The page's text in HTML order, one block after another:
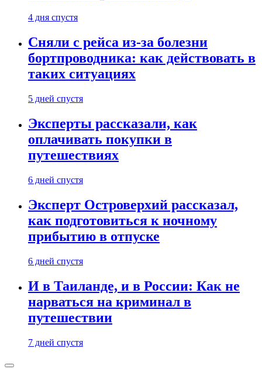
4 дня спустя
Сняли с рейса из-за болезни
бортпроводника: как действовать в
таких ситуациях
5 дней спустя
Эксперты рассказали, как
оплачивать покупки в
путешествиях
6 дней спустя
Эксперт Островерхий рассказал,
как подготовиться к ночному
прибытию в отпуске
6 дней спустя
И в Таиланде, и в России: Как не
нарваться на криминал в
путешествии
7 дней спустя